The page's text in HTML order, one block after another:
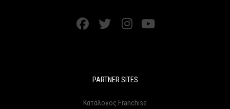
PARTNER SITES
Κατάλογος Franchise